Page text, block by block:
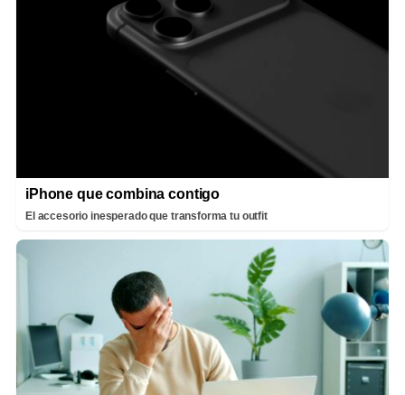
iPhone que combina contigo
El accesorio inesperado que transforma tu outfit